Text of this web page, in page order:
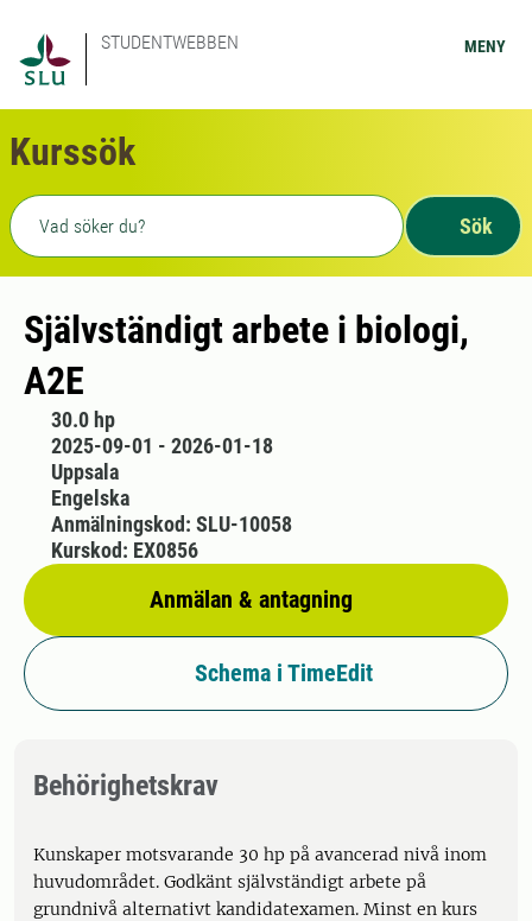
STUDENTWEBBEN MENY
Kurssök
Fritext sökning
Sök
Självständigt arbete i biologi,
A2E
30.0 hp
2025-09-01 - 2026-01-18
Uppsala
Engelska
Anmälan & antagning
Anmälningskod: SLU-10058
Kurskod: EX0856
Schema i TimeEdit
Behörighetskrav
Kunskaper motsvarande 30 hp på avancerad nivå inom
huvudområdet. Godkänt självständigt arbete på
grundnivå alternativt kandidatexamen. Minst en kurs